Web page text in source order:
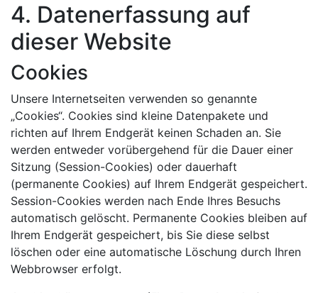
4. Datenerfassung auf
dieser Website
Cookies
Unsere Internetseiten verwenden so genannte
„Cookies“. Cookies sind kleine Datenpakete und
richten auf Ihrem Endgerät keinen Schaden an. Sie
werden entweder vorübergehend für die Dauer einer
Sitzung (Session-Cookies) oder dauerhaft
(permanente Cookies) auf Ihrem Endgerät gespeichert.
Session-Cookies werden nach Ende Ihres Besuchs
automatisch gelöscht. Permanente Cookies bleiben auf
Ihrem Endgerät gespeichert, bis Sie diese selbst
löschen oder eine automatische Löschung durch Ihren
Webbrowser erfolgt.